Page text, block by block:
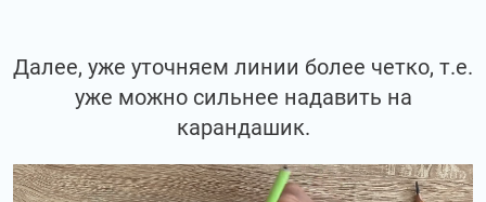
Далее, уже уточняем линии более четко, т.е.
уже можно сильнее надавить на
карандашик.